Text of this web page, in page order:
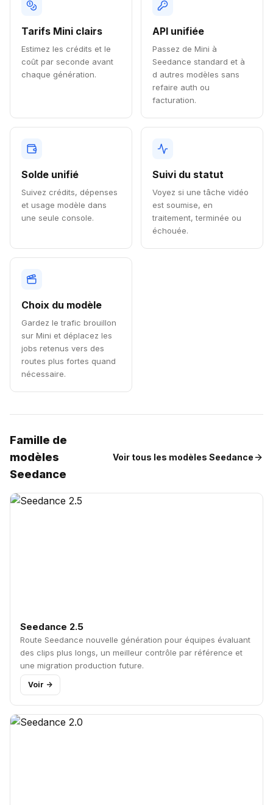
Tarifs Mini clairs
Estimez les crédits et le
coût par seconde avant
chaque génération.
API unifiée
Passez de Mini à
Seedance standard et à
d autres modèles sans
refaire auth ou
facturation.
Solde unifié
Suivez crédits, dépenses
et usage modèle dans
une seule console.
Suivi du statut
Voyez si une tâche vidéo
est soumise, en
traitement, terminée ou
échouée.
Choix du modèle
Gardez le trafic brouillon
sur Mini et déplacez les
jobs retenus vers des
routes plus fortes quand
nécessaire.
Famille de
modèles
Seedance
Voir tous les modèles Seedance
Seedance 2.5
Route Seedance nouvelle génération pour équipes évaluant
des clips plus longs, un meilleur contrôle par référence et
une migration production future.
Voir ->